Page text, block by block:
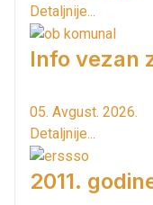
Detaljnije...
Info vezan
05. Avgust. 2026.
Detaljnije...
2011.